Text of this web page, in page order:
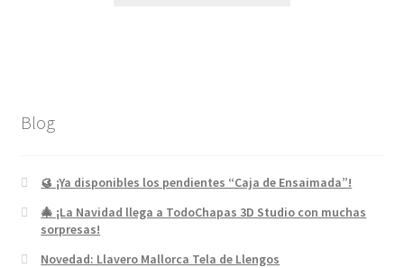
Blog
🥮 ¡Ya disponibles los pendientes “Caja de Ensaimada”!
🎄 ¡La Navidad llega a TodoChapas 3D Studio con muchas
sorpresas!
Novedad: Llavero Mallorca Tela de Llengos